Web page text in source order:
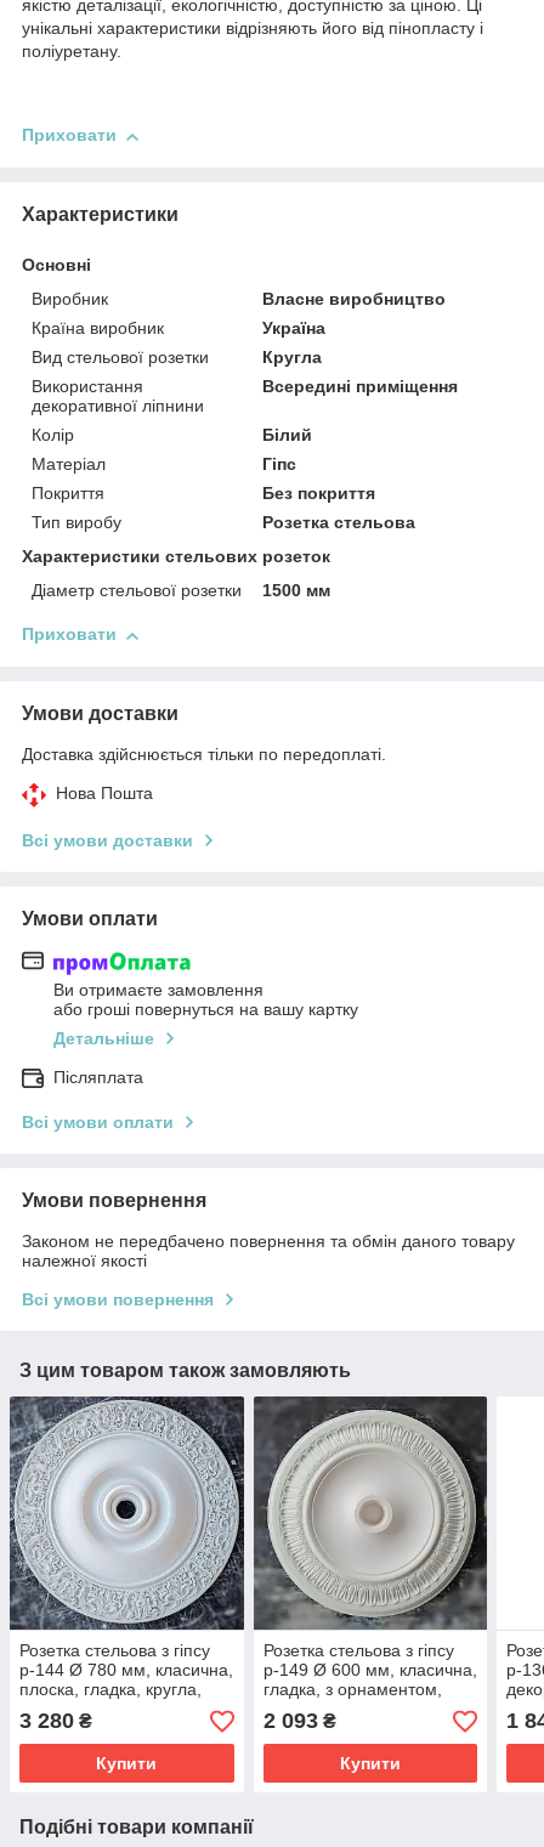
якістю деталізації, екологічністю, доступністю за ціною. Ці
унікальні характеристики відрізняють його від пінопласту і
поліуретану.
Приховати
Характеристики
Основні
Виробник
Власне виробництво
Країна виробник
Україна
Вид стельової розетки
Кругла
Використання
декоративної ліпнини
Всередині приміщення
Колір
Білий
Матеріал
Гіпс
Покриття
Без покриття
Тип виробу
Розетка стельова
Характеристики стельових розеток
Діаметр стельової розетки
1500 мм
Приховати
Умови доставки
Доставка здійснюється тільки по передоплаті.
Нова Пошта
Всі умови доставки
Умови оплати
Ви отримаєте замовлення
або гроші повернуться на вашу картку
Детальніше
Післяплата
Всі умови оплати
Умови повернення
Законом не передбачено повернення та обмін даного товару
належної якості
Всі умови повернення
З цим товаром також замовляють
Розетка стельова з гіпсу
р-144 Ø 780 мм, класична,
плоска, гладка, кругла,
ліпнина з гіпсу
3 280 ₴
Купити
Розетка стельова з гіпсу
р-149 Ø 600 мм, класична,
гладка, з орнаментом,
кругла, ліпнина з гіпсу
2 093₴
Купити
р-
1
Подібні товари компанії